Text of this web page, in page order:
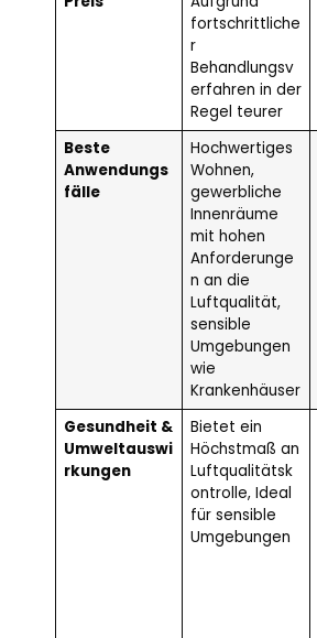
fortschrittliche
r
Behandlungsv
erfahren in der
Regel teurer
Beste
Anwendungs
fälle
Hochwertiges
Wohnen,
gewerbliche
Innenräume
mit hohen
Anforderunge
n an die
Luftqualität,
sensible
Umgebungen
wie
Krankenhäuser
Gesundheit &
Umweltauswi
rkungen
Bietet ein
Höchstmaß an
Luftqualitätsk
ontrolle, Ideal
für sensible
Umgebungen